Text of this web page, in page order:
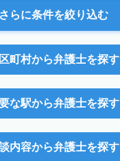
さらに条件を絞り込む
町村から弁護士を探す
な駅から弁護士を探す
内容から弁護士を探す